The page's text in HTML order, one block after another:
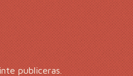
publiceras.